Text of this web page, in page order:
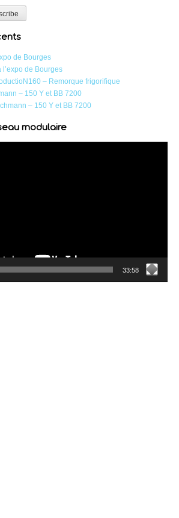
de Bourges
l’expo de Bourges
– Remorque frigorifique
– 150 Y et BB 7200
– 150 Y et BB 7200
modulaire
33:58